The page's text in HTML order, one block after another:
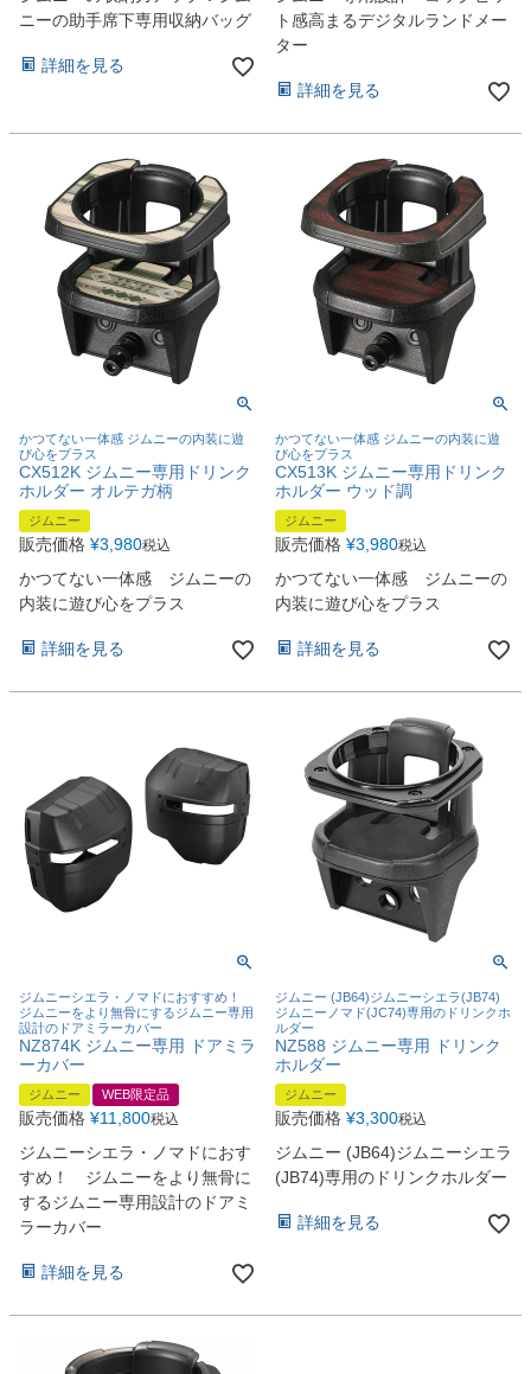
ニーの助手席下専用収納バッグ
詳細を見る
ト感高まるデジタルランドメー
ター
詳細を見る
かつてない一体感 ジムニーの内装に遊
び心をプラス
CX512K ジムニー専用ドリンク
ホルダー オルテガ柄
ジムニー
販売価格 ¥3,980税込
かつてない一体感 ジムニーの
内装に遊び心をプラス
詳細を見る
かつてない一体感 ジムニーの内装に遊
び心をプラス
CX513K ジムニー専用ドリンク
ホルダー ウッド調
ジムニー
販売価格 ¥3,980税込
かつてない一体感 ジムニーの
内装に遊び心をプラス
詳細を見る
ジムニーシエラ・ノマドにおすすめ！
ジムニーをより無骨にするジムニー専用
設計のドアミラーカバー
NZ874K ジムニー専用 ドアミラ
ーカバー
ジムニー WEB限定品
販売価格 ¥11,800税込
ジムニーシエラ・ノマドにおす
すめ！ ジムニーをより無骨に
するジムニー専用設計のドアミ
ラーカバー
詳細を見る
ジムニー (JB64)ジムニーシエラ(JB74)
ジムニーノマド(JC74)専用のドリンクホ
ルダー
NZ588 ジムニー専用 ドリンク
ホルダー
ジムニー
販売価格 ¥3,300税込
ジムニー (JB64)ジムニーシエラ
(JB74)専用のドリンクホルダー
詳細を見る